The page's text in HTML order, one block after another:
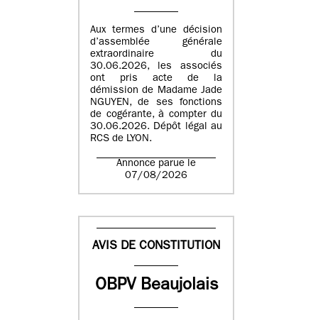
Aux termes d’une décision
d’assemblée générale
extraordinaire du
30.06.2026, les associés
ont pris acte de la
démission de Madame Jade
NGUYEN, de ses fonctions
de cogérante, à compter du
30.06.2026. Dépôt légal au
RCS de LYON.
Annonce parue le
07/08/2026
AVIS DE CONSTITUTION
OBPV Beaujolais